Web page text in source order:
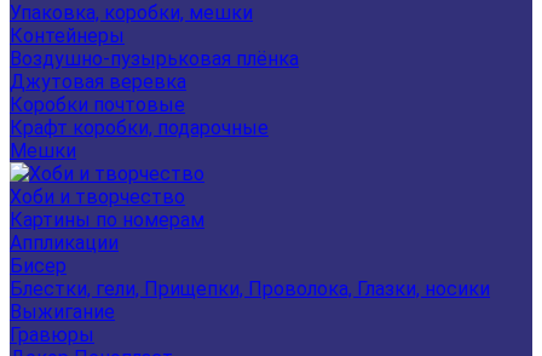
Упаковка, коробки, мешки
Контейнеры
Воздушно-пузырьковая плёнка
Джутовая веревка
Коробки почтовые
Крафт коробки, подарочные
Мешки
Хоби и творчество
Картины по номерам
Аппликации
Бисер
Блестки, гели, Прищепки, Проволока, Глазки, носики
Выжигание
Гравюры